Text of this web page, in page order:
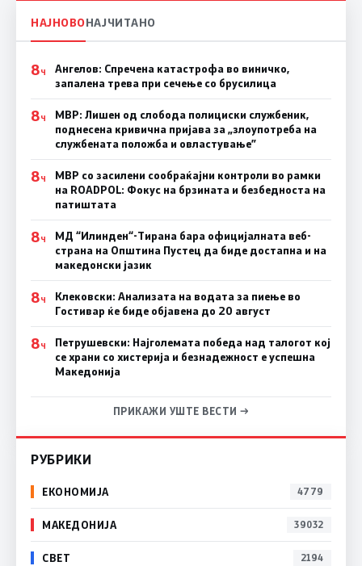
НАЈНОВОНАЈЧИТАНО
8Ч
Ангелов: Спречена катастрофа во виничко,
запалена трева при сечење со брусилица
8Ч
МВР: Лишен од слобода полициски службеник,
поднесена кривична пријава за „злоупотреба на
службената положба и овластување”
8Ч
МВР со засилени сообраќајни контроли во рамки
на ROADPOL: Фокус на брзината и безбедноста на
патиштата
8Ч
МД “Илинден“-Тирана бара официјалната веб-
страна на Општина Пустец да биде достапна и на
македонски јазик
8Ч
Клековски: Анализата на водата за пиење во
Гостивар ќе биде објавена до 20 август
8Ч
Петрушевски: Најголемата победа над талогот кој
се храни со хистерија и безнадежност е успешна
Македонија
ПРИКАЖИ УШТЕ ВЕСТИ →
РУБРИКИ
ЕКОНОМИЈА 4779
МАКЕДОНИЈА 39032
СВЕТ 2194